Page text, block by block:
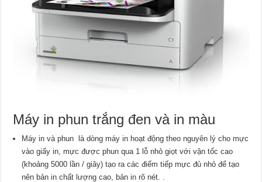
Máy in phun trắng đen và in màu
Máy in và phun là dòng máy in hoạt động theo nguyên lý cho mực
vào giấy in, mực được phun qua 1 lỗ nhỏ giọt với vận tốc cao
(khoảng 5000 lần / giây) tạo ra các điểm tiếp mực đủ nhỏ để tạo
nên bản in chất lượng cao, bản in rõ nét. .